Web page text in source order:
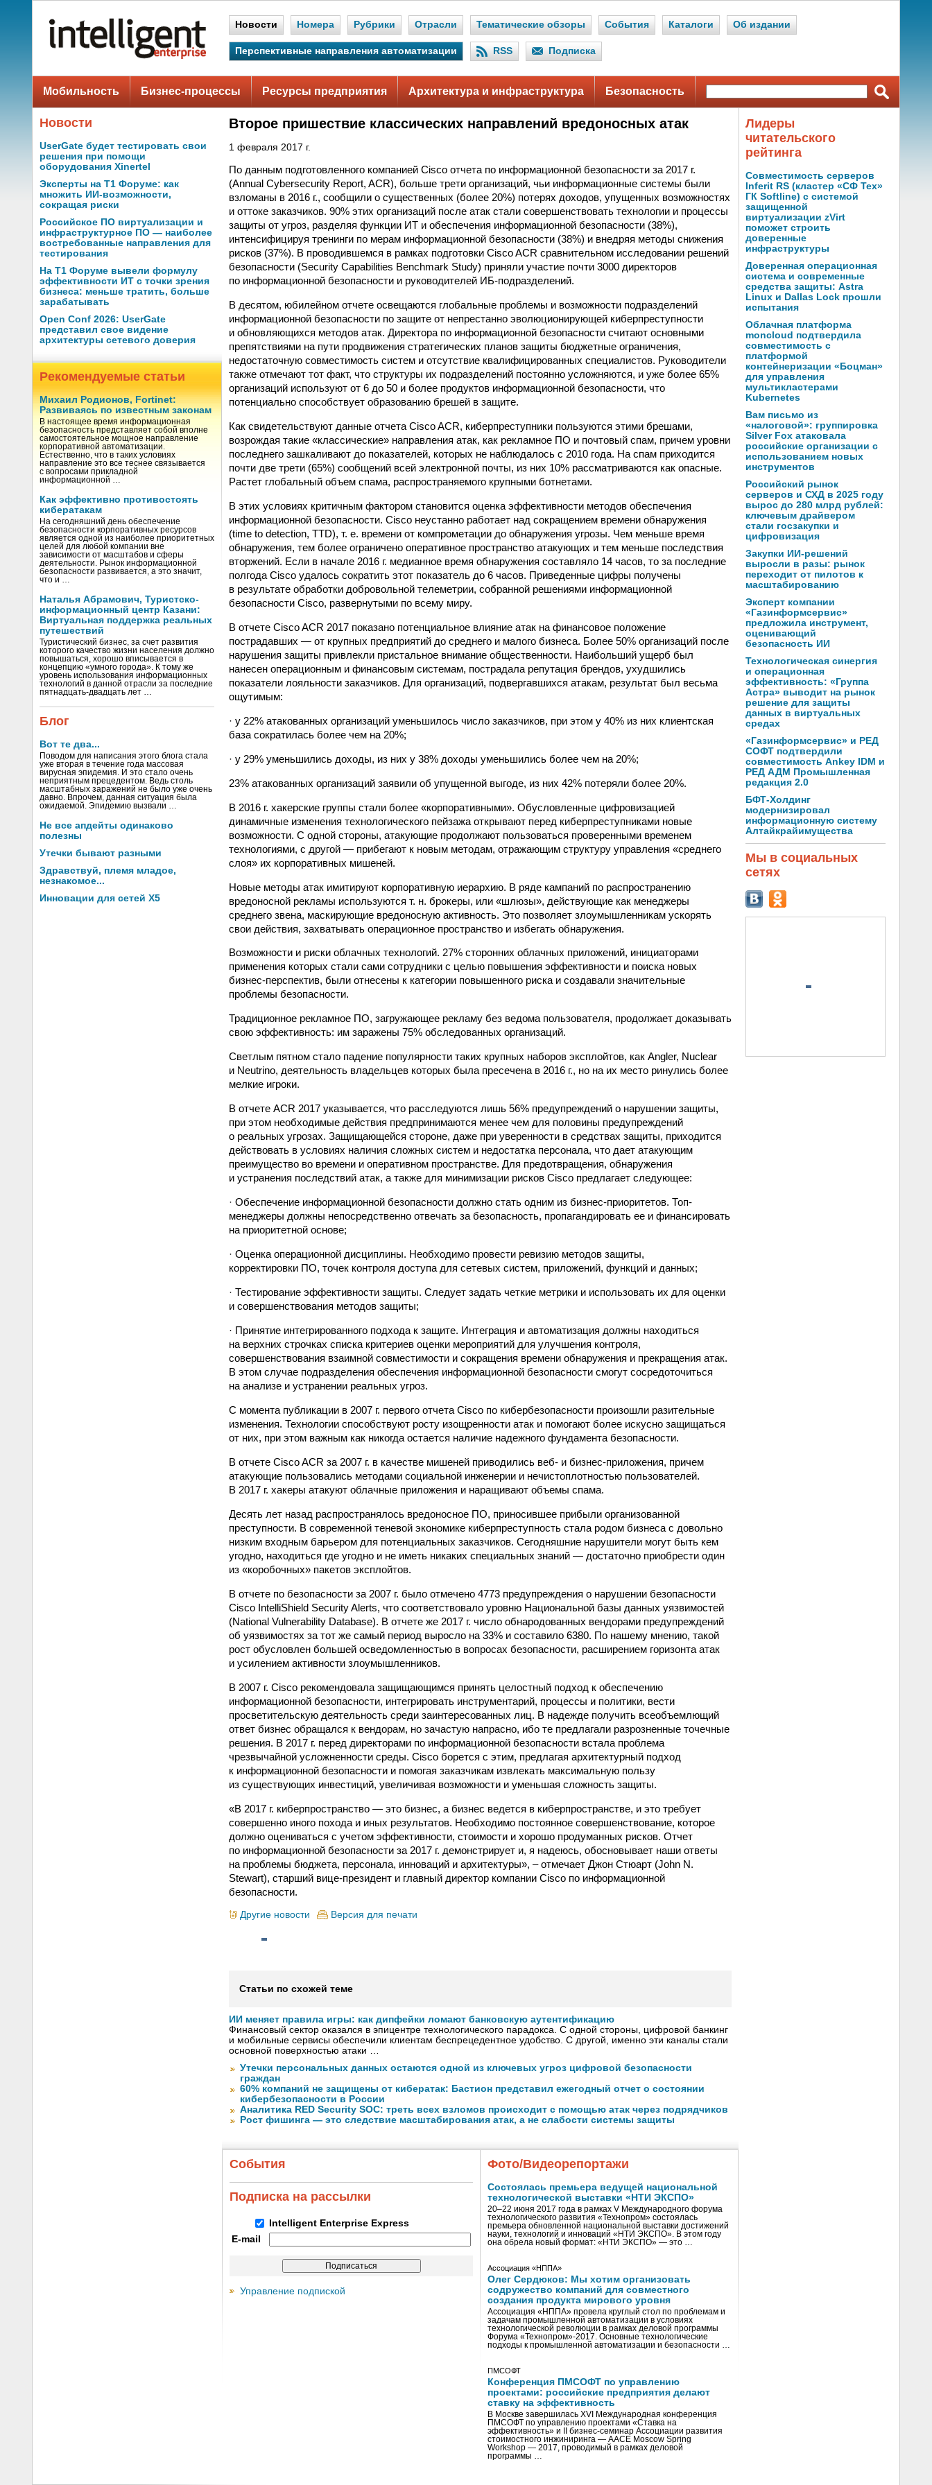
Новости Номера Рубрики Отрасли Тематические обзоры События Каталоги Об издании
Перспективные направления автоматизации RSS Подписка
Мобильность Бизнес-процессы Ресурсы предприятия Архитектура и инфраструктура Безопасность
Новости
UserGate будет тестировать свои
решения при помощи
оборудования Xinertel
Эксперты на Т1 Форуме: как
множить ИИ-возможности,
сокращая риски
Российское ПО виртуализации и
инфраструктурное ПО — наиболее
востребованные направления для
тестирования
На Т1 Форуме вывели формулу
эффективности ИТ с точки зрения
бизнеса: меньше тратить, больше
зарабатывать
Open Conf 2026: UserGate
представил свое видение
архитектуры сетевого доверия
Рекомендуемые статьи
Михаил Родионов, Fortinet:
Развиваясь по известным законам
В настоящее время информационная
безопасность представляет собой вполне
самостоятельное мощное направление
корпоративной автоматизации.
Естественно, что в таких условиях
направление это все теснее связывается
с вопросами прикладной
информационной …
Как эффективно противостоять
кибератакам
На сегодняшний день обеспечение
безопасности корпоративных ресурсов
является одной из наиболее приоритетных
целей для любой компании вне
зависимости от масштабов и сферы
деятельности. Рынок информационной
безопасности развивается, а это значит,
что и …
Наталья Абрамович, Туристско-
информационный центр Казани:
Виртуальная поддержка реальных
путешествий
Туристический бизнес, за счет развития
которого качество жизни населения должно
повышаться, хорошо вписывается в
концепцию «умного города». К тому же
уровень использования информационных
технологий в данной отрасли за последние
пятнадцать-двадцать лет …
Блог
Вот те два...
Поводом для написания этого блога стала
уже вторая в течение года массовая
вирусная эпидемия. И это стало очень
неприятным прецедентом. Ведь столь
масштабных заражений не было уже очень
давно. Впрочем, данная ситуация была
ожидаемой. Эпидемию вызвали …
Не все апдейты одинаково
полезны
Утечки бывают разными
Здравствуй, племя младое,
незнакомое...
Инновации для сетей X5
Второе пришествие классических направлений вредоносных атак
1 февраля 2017 г.
По данным подготовленного компанией Cisco отчета по информационной безопасности за 2017 г.
(Annual Cybersecurity Report, ACR), больше трети организаций, чьи информационные системы были
взломаны в 2016 г., сообщили о существенных (более 20%) потерях доходов, упущенных возможностях
и оттоке заказчиков. 90% этих организаций после атак стали совершенствовать технологии и процессы
защиты от угроз, разделяя функции ИТ и обеспечения информационной безопасности (38%),
интенсифицируя тренинги по мерам информационной безопасности (38%) и внедряя методы снижения
рисков (37%). В проводившемся в рамках подготовки Cisco ACR сравнительном исследовании решений
безопасности (Security Capabilities Benchmark Study) приняли участие почти 3000 директоров
по информационной безопасности и руководителей ИБ-подразделений.
В десятом, юбилейном отчете освещаются глобальные проблемы и возможности подразделений
информационной безопасности по защите от непрестанно эволюционирующей киберпреступности
и обновляющихся методов атак. Директора по информационной безопасности считают основными
препятствиями на пути продвижения стратегических планов защиты бюджетные ограничения,
недостаточную совместимость систем и отсутствие квалифицированных специалистов. Руководители
также отмечают тот факт, что структуры их подразделений постоянно усложняются, и уже более 65%
организаций используют от 6 до 50 и более продуктов информационной безопасности, что
потенциально способствует образованию брешей в защите.
Как свидетельствуют данные отчета Cisco ACR, киберпреступники пользуются этими брешами,
возрождая такие «классические» направления атак, как рекламное ПО и почтовый спам, причем уровни
последнего зашкаливают до показателей, которых не наблюдалось с 2010 года. На спам приходится
почти две трети (65%) сообщений всей электронной почты, из них 10% рассматриваются как опасные.
Растет глобальный объем спама, распространяемого крупными ботнетами.
В этих условиях критичным фактором становится оценка эффективности методов обеспечения
информационной безопасности. Cisco неустанно работает над сокращением времени обнаружения
(time to detection, TTD), т. е. времени от компрометации до обнаружения угрозы. Чем меньше время
обнаружения, тем более ограничено оперативное пространство атакующих и тем меньше последствия
вторжений. Если в начале 2016 г. медианное время обнаружения составляло 14 часов, то за последние
полгода Cisco удалось сократить этот показатель до 6 часов. Приведенные цифры получены
в результате обработки добровольной телеметрии, собранной решениями информационной
безопасности Cisco, развернутыми по всему миру.
В отчете Cisco ACR 2017 показано потенциальное влияние атак на финансовое положение
пострадавших — от крупных предприятий до среднего и малого бизнеса. Более 50% организаций после
нарушения защиты привлекли пристальное внимание общественности. Наибольший ущерб был
нанесен операционным и финансовым системам, пострадала репутация брендов, ухудшились
показатели лояльности заказчиков. Для организаций, подвергавшихся атакам, результат был весьма
ощутимым:
· у 22% атакованных организаций уменьшилось число заказчиков, при этом у 40% из них клиентская
база сократилась более чем на 20%;
· у 29% уменьшились доходы, из них у 38% доходы уменьшились более чем на 20%;
23% атакованных организаций заявили об упущенной выгоде, из них 42% потеряли более 20%.
В 2016 г. хакерские группы стали более «корпоративными». Обусловленные цифровизацией
динамичные изменения технологического пейзажа открывают перед киберпреступниками новые
возможности. С одной стороны, атакующие продолжают пользоваться проверенными временем
технологиями, с другой — прибегают к новым методам, отражающим структуру управления «среднего
слоя» их корпоративных мишеней.
Новые методы атак имитируют корпоративную иерархию. В ряде кампаний по распространению
вредоносной рекламы используются т. н. брокеры, или «шлюзы», действующие как менеджеры
среднего звена, маскирующие вредоносную активность. Это позволяет злоумышленникам ускорять
свои действия, захватывать операционное пространство и избегать обнаружения.
Возможности и риски облачных технологий. 27% сторонних облачных приложений, инициаторами
применения которых стали сами сотрудники с целью повышения эффективности и поиска новых
бизнес-перспектив, были отнесены к категории повышенного риска и создавали значительные
проблемы безопасности.
Традиционное рекламное ПО, загружающее рекламу без ведома пользователя, продолжает доказывать
свою эффективность: им заражены 75% обследованных организаций.
Светлым пятном стало падение популярности таких крупных наборов эксплойтов, как Angler, Nuclear
и Neutrino, деятельность владельцев которых была пресечена в 2016 г., но на их место ринулись более
мелкие игроки.
В отчете ACR 2017 указывается, что расследуются лишь 56% предупреждений о нарушении защиты,
при этом необходимые действия предпринимаются менее чем для половины предупреждений
о реальных угрозах. Защищающейся стороне, даже при уверенности в средствах защиты, приходится
действовать в условиях наличия сложных систем и недостатка персонала, что дает атакующим
преимущество во времени и оперативном пространстве. Для предотвращения, обнаружения
и устранения последствий атак, а также для минимизации рисков Cisco предлагает следующее:
· Обеспечение информационной безопасности должно стать одним из бизнес-приоритетов. Топ-
менеджеры должны непосредственно отвечать за безопасность, пропагандировать ее и финансировать
на приоритетной основе;
· Оценка операционной дисциплины. Необходимо провести ревизию методов защиты,
корректировки ПО, точек контроля доступа для сетевых систем, приложений, функций и данных;
· Тестирование эффективности защиты. Следует задать четкие метрики и использовать их для оценки
и совершенствования методов защиты;
· Принятие интегрированного подхода к защите. Интеграция и автоматизация должны находиться
на верхних строчках списка критериев оценки мероприятий для улучшения контроля,
совершенствования взаимной совместимости и сокращения времени обнаружения и прекращения атак.
В этом случае подразделения обеспечения информационной безопасности смогут сосредоточиться
на анализе и устранении реальных угроз.
С момента публикации в 2007 г. первого отчета Cisco по кибербезопасности произошли разительные
изменения. Технологии способствуют росту изощренности атак и помогают более искусно защищаться
от них, при этом важным как никогда остается наличие надежного фундамента безопасности.
В отчете Cisco ACR за 2007 г. в качестве мишеней приводились веб- и бизнес-приложения, причем
атакующие пользовались методами социальной инженерии и нечистоплотностью пользователей.
В 2017 г. хакеры атакуют облачные приложения и наращивают объемы спама.
Десять лет назад распространялось вредоносное ПО, приносившее прибыли организованной
преступности. В современной теневой экономике киберпреступность стала родом бизнеса с довольно
низким входным барьером для потенциальных заказчиков. Сегодняшние нарушители могут быть кем
угодно, находиться где угодно и не иметь никаких специальных знаний — достаточно приобрести один
из «коробочных» пакетов эксплойтов.
В отчете по безопасности за 2007 г. было отмечено 4773 предупреждения о нарушении безопасности
Cisco IntelliShield Security Alerts, что соответствовало уровню Национальной базы данных уязвимостей
(National Vulnerability Database). В отчете же 2017 г. число обнародованных вендорами предупреждений
об уязвимостях за тот же самый период выросло на 33% и составило 6380. По нашему мнению, такой
рост обусловлен большей осведомленностью в вопросах безопасности, расширением горизонта атак
и усилением активности злоумышленников.
В 2007 г. Cisco рекомендовала защищающимся принять целостный подход к обеспечению
информационной безопасности, интегрировать инструментарий, процессы и политики, вести
просветительскую деятельность среди заинтересованных лиц. В надежде получить всеобъемлющий
ответ бизнес обращался к вендорам, но зачастую напрасно, ибо те предлагали разрозненные точечные
решения. В 2017 г. перед директорами по информационной безопасности встала проблема
чрезвычайной усложненности среды. Cisco борется с этим, предлагая архитектурный подход
к информационной безопасности и помогая заказчикам извлекать максимальную пользу
из существующих инвестиций, увеличивая возможности и уменьшая сложность защиты.
«В 2017 г. киберпространство — это бизнес, а бизнес ведется в киберпространстве, и это требует
совершенно иного похода и иных результатов. Необходимо постоянное совершенствование, которое
должно оцениваться с учетом эффективности, стоимости и хорошо продуманных рисков. Отчет
по информационной безопасности за 2017 г. демонстрирует и, я надеюсь, обосновывает наши ответы
на проблемы бюджета, персонала, инноваций и архитектуры», ‒ отмечает Джон Стюарт (John N.
Stewart), старший вице-президент и главный директор компании Cisco по информационной
безопасности.
Другие новости Версия для печати
Статьи по схожей теме
ИИ меняет правила игры: как дипфейки ломают банковскую аутентификацию
Финансовый сектор оказался в эпицентре технологического парадокса. С одной стороны, цифровой банкинг
и мобильные сервисы обеспечили клиентам беспрецедентное удобство. С другой, именно эти каналы стали
основной поверхностью атаки …
Утечки персональных данных остаются одной из ключевых угроз цифровой безопасности
граждан
60% компаний не защищены от кибератак: Бастион представил ежегодный отчет о состоянии
кибербезопасности в России
Аналитика RED Security SOC: треть всех взломов происходит с помощью атак через подрядчиков
Рост фишинга — это следствие масштабирования атак, а не слабости системы защиты
События
Подписка на рассылки
Intelligent Enterprise Express
E-mail
Управление подпиской
Фото/Видеорепортажи
Состоялась премьера ведущей национальной
технологической выставки «НТИ ЭКСПО»
20–22 июня 2017 года в рамках V Международного форума
технологического развития «Технопром» состоялась
премьера обновленной национальной выставки достижений
науки, технологий и инноваций «НТИ ЭКСПО». В этом году
она обрела новый формат: «НТИ ЭКСПО» — это …
Ассоциация «НППА»
Олег Сердюков: Мы хотим организовать
содружество компаний для совместного
создания продукта мирового уровня
Ассоциация «НППА» провела круглый стол по проблемам и
задачам промышленной автоматизации в условиях
технологической революции в рамках деловой программы
Форума «Технопром»-2017. Основные технологические
подходы к промышленной автоматизации и безопасности …
ПМСОФТ
Конференция ПМСОФТ по управлению
проектами: российские предприятия делают
ставку на эффективность
В Москве завершилась XVI Международная конференция
ПМСОФТ по управлению проектами «Ставка на
эффективность» и II бизнес-семинар Ассоциации развития
стоимостного инжиниринга — AACE Moscow Spring
Workshop — 2017, проводимый в рамках деловой
программы …
Лидеры
читательского
рейтинга
Совместимость серверов
Inferit RS (кластер «СФ Тех»
ГК Softline) с системой
защищенной
виртуализации zVirt
поможет строить
доверенные
инфраструктуры
Доверенная операционная
система и современные
средства защиты: Astra
Linux и Dallas Lock прошли
испытания
Облачная платформа
moncloud подтвердила
совместимость с
платформой
контейнеризации «Боцман»
для управления
мультикластерами
Kubernetes
Вам письмо из
«налоговой»: группировка
Silver Fox атаковала
российские организации с
использованием новых
инструментов
Российский рынок
серверов и СХД в 2025 году
вырос до 280 млрд рублей:
ключевым драйвером
стали госзакупки и
цифровизация
Закупки ИИ-решений
выросли в разы: рынок
переходит от пилотов к
масштабированию
Эксперт компании
«Газинформсервис»
предложила инструмент,
оценивающий
безопасность ИИ
Технологическая синергия
и операционная
эффективность: «Группа
Астра» выводит на рынок
решение для защиты
данных в виртуальных
средах
«Газинформсервис» и РЕД
СОФТ подтвердили
совместимость Ankey IDM и
РЕД АДМ Промышленная
редакция 2.0
БФТ-Холдинг
модернизировал
информационную систему
Алтайкрайимущества
Мы в социальных
сетях